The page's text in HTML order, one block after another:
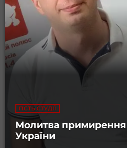
ГІСТЬ СТУДІЇ
Молитва примирення
України